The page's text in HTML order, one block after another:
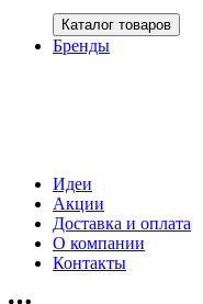
Каталог товаров
Бренды
Идеи
Акции
Доставка и оплата
О компании
Контакты